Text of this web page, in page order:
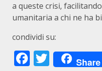
a queste crisi,
umanitaria a chi ne ha
condividi su:
Facebook
Twitter
Share